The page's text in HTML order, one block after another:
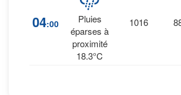
04:00
Pluies
éparses à
proximité
18.3°C
1016